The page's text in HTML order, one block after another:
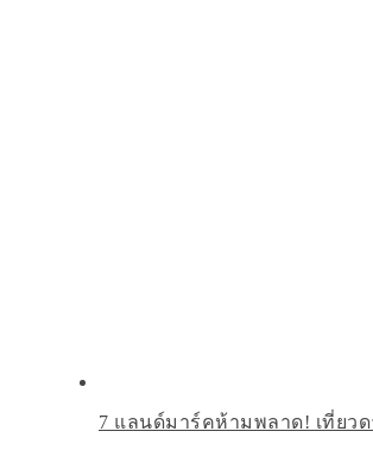
7 แลนด์มาร์คห้ามพลาด! เที่ยวด